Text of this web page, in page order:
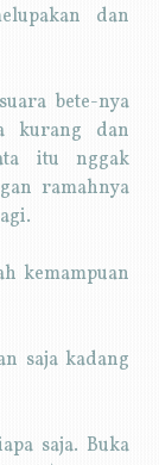
dan
bete-nya
kurang dan
itu nggak
ramahnya
kemampuan
saja kadang
saja. Buka